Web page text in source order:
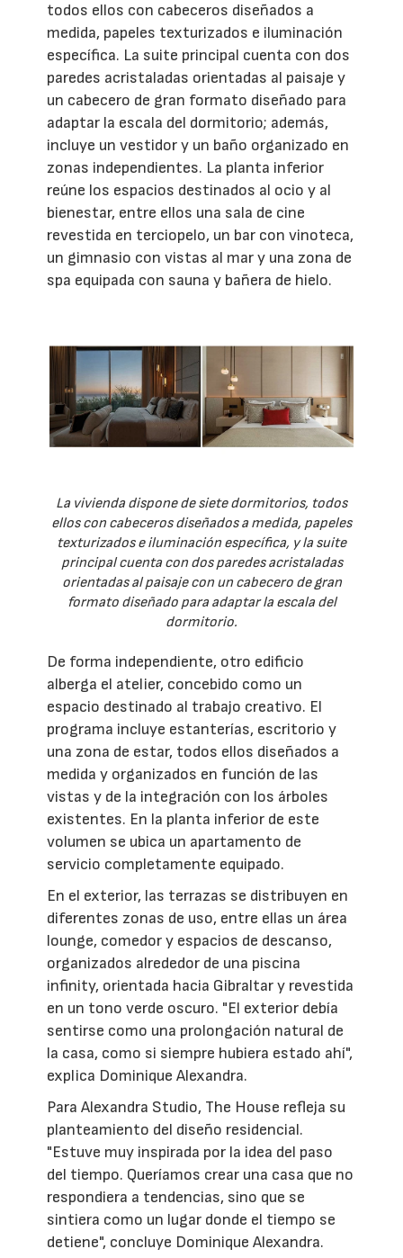
todos ellos con cabeceros diseñados a
medida, papeles texturizados e iluminación
específica. La suite principal cuenta con dos
paredes acristaladas orientadas al paisaje y
un cabecero de gran formato diseñado para
adaptar la escala del dormitorio; además,
incluye un vestidor y un baño organizado en
zonas independientes. La planta inferior
reúne los espacios destinados al ocio y al
bienestar, entre ellos una sala de cine
revestida en terciopelo, un bar con vinoteca,
un gimnasio con vistas al mar y una zona de
spa equipada con sauna y bañera de hielo.
La vivienda dispone de siete dormitorios, todos
ellos con cabeceros diseñados a medida, papeles
texturizados e iluminación específica, y la suite
principal cuenta con dos paredes acristaladas
orientadas al paisaje con un cabecero de gran
formato diseñado para adaptar la escala del
dormitorio.
De forma independiente, otro edificio
alberga el atelier, concebido como un
espacio destinado al trabajo creativo. El
programa incluye estanterías, escritorio y
una zona de estar, todos ellos diseñados a
medida y organizados en función de las
vistas y de la integración con los árboles
existentes. En la planta inferior de este
volumen se ubica un apartamento de
servicio completamente equipado.
En el exterior, las terrazas se distribuyen en
diferentes zonas de uso, entre ellas un área
lounge, comedor y espacios de descanso,
organizados alrededor de una piscina
infinity, orientada hacia Gibraltar y revestida
en un tono verde oscuro. "El exterior debía
sentirse como una prolongación natural de
la casa, como si siempre hubiera estado ahí",
explica Dominique Alexandra.
Para Alexandra Studio, The House refleja su
planteamiento del diseño residencial.
"Estuve muy inspirada por la idea del paso
del tiempo. Queríamos crear una casa que no
respondiera a tendencias, sino que se
sintiera como un lugar donde el tiempo se
detiene", concluye Dominique Alexandra.